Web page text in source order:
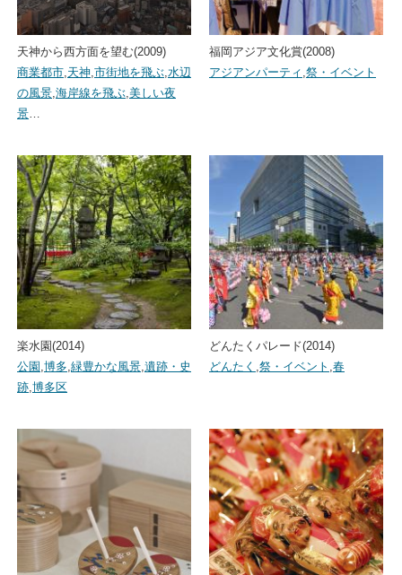
天神から西方面を望む(2009)
商業都市,天神,市街地を飛ぶ,水辺
の風景,海岸線を飛ぶ,美しい夜
景…
福岡アジア文化賞(2008)
アジアンパーティ ,祭・イベント
楽水園(2014)
公園 ,博多,緑豊かな風景,遺跡・史
跡,博多区
どんたくパレード(2014)
どんたく ,祭・イベント ,春